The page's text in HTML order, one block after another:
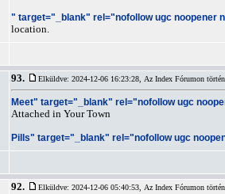
" target="_blank" rel="nofollow ugc noopener
location.
93. Elküldve: 2024-12-06 16:23:28, Az Index Fórumon
Meet" target="_blank" rel="nofollow ugc
Attached in Your Town
Pills" target="_blank" rel="nofollow ugc
92. Elküldve: 2024-12-06 05:40:53, Az Index Fórumon